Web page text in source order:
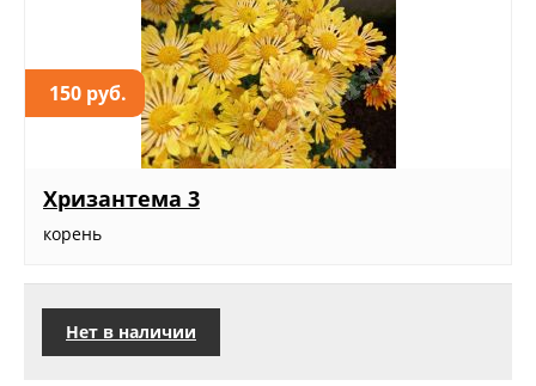
150 руб.
Хризантема 3
корень
Нет в наличии